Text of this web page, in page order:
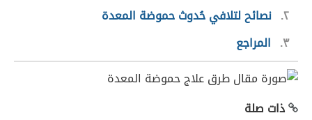
٢ نصائح لتلافي حُدوث حموضة المعدة
٣
المراجع
ذات صلة